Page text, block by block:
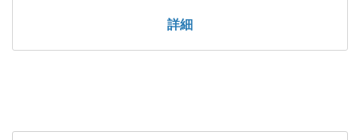
詳細